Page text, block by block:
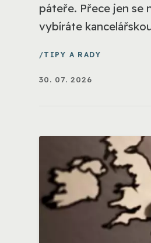
páteře. Přece jen se
vybíráte
TIPY A RADY
30. 07. 2026